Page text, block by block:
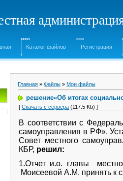
Каталог файлов Регистрация
Главная » Файлы » Мои файлы
решение«Об итогах
[ Скачать с сервера (117.5 Kb) ]
В соответствии с
самоуправления в РФ»,
Совет местного
КБР, решил:
1.Отчет и.о. главы
Моисеевой А.М. принять к